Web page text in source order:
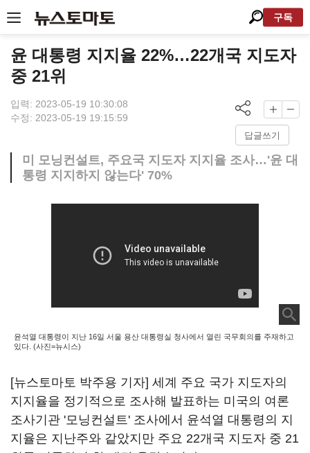
구독
윤 대통령 지지율 22%…22개국 지도자
중 21위
입력: 2023-05-19 10:30:08
수정: 2023-05-19 19:15:59
답글쓰기
미 모닝컨설트, 주요국 지도자 지지율 조사…'윤 대
통령 지지하지 않는다' 70%
윤석열 대통령이 지난 16일 서울 용산 대통령실 청사에서 열린 국무회의를 주재하고
있다. (사진=뉴시스)
[뉴스토마토 박주용 기자] 세계 주요 국가 지도자의
지지율을 정기적으로 조사해 발표하는 미국의 여론
조사기관 '모닝컨설트' 조사에서 윤석열 대통령의 지
지율은 지난주와 같았지만 주요 22개국 지도자 중 21